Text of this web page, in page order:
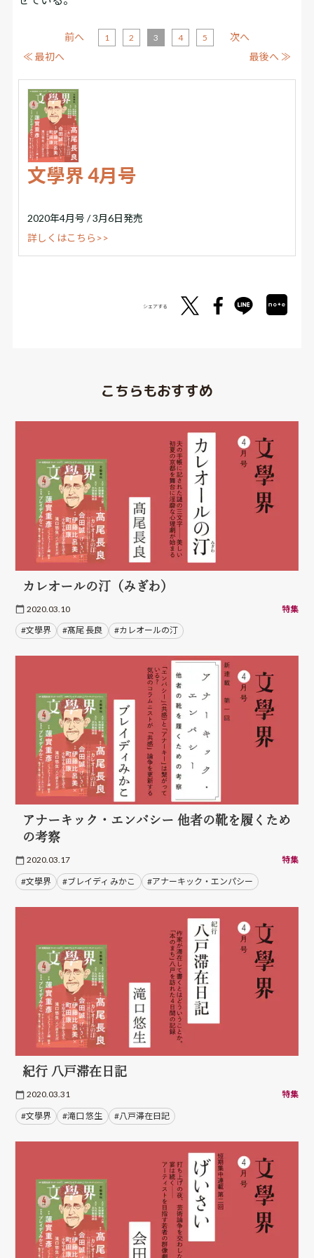
≪ 最初へ
前へ 1 2 3 4 5
次へ
最後へ ≫
文學界 4月号
2020年4月号 / 3月6日発売
詳しくはこちら>>
シェアする
こちらもおすすめ
カレオールの汀（みぎわ）
2020.03.10 特集
#文學界 #髙尾 長良 #カレオールの汀
アナーキック・エンパシー 他者の靴を履くため
の考察
2020.03.17 特集
#文學界 #ブレイディ みかこ #アナーキック・エンパシー
紀行 八戸滞在日記
2020.03.31 特集
#文學界 #滝口 悠生 #八戸滞在日記